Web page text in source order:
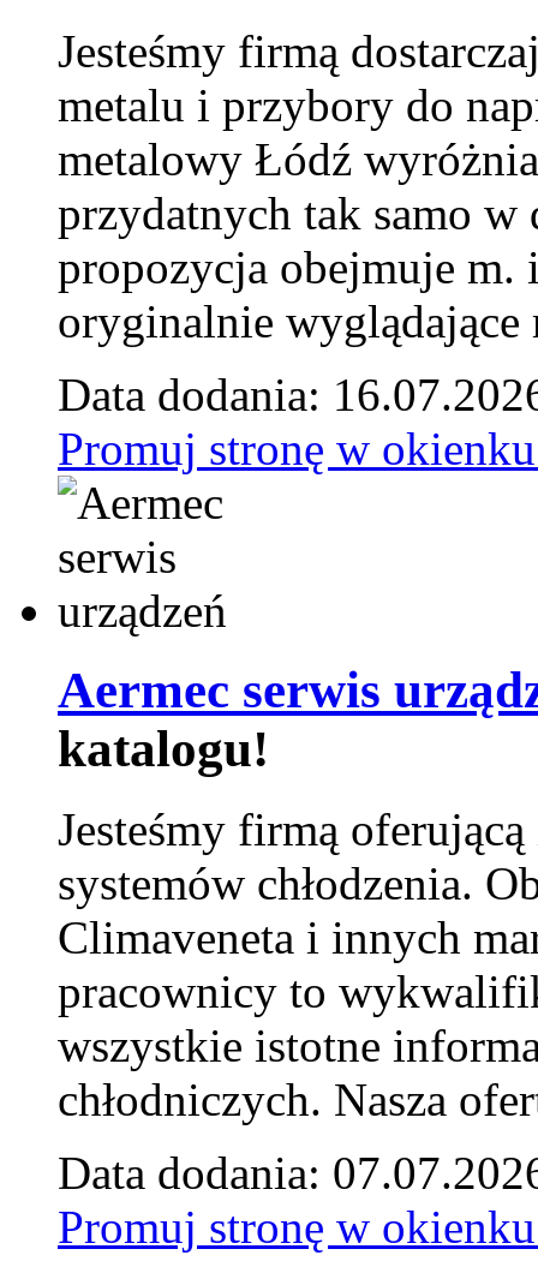
Jesteśmy firmą
metalu i przybory do
metalowy Łódź
przydatnych tak samo w
propozycja obejmuje m.
oryginalnie wyglądające
Data dodania:
Promuj stronę w
Aermec serwis
katalogu!
Jesteśmy firmą
systemów chłodzenia.
Climaveneta i innych
pracownicy to
wszystkie istotne
chłodniczych. Nasza
Data dodania:
Promuj stronę w